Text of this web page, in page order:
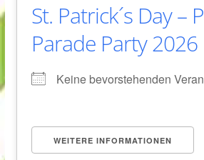
St. Patrick´s Day –
Parade Party 2026
Keine bevorstehenden
WEITERE INFORMATIONEN